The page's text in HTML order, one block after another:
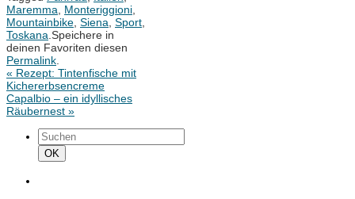
Maremma
Monteriggioni
Mountainbike Siena Sport
Toskana Speichere in
deinen Favoriten diesen
Permalink
« Rezept: Tintenfische mit
Kichererbsencreme
Capalbio – ein idyllisches
Räubernest »
Suchen
nach:
Suchen
OK